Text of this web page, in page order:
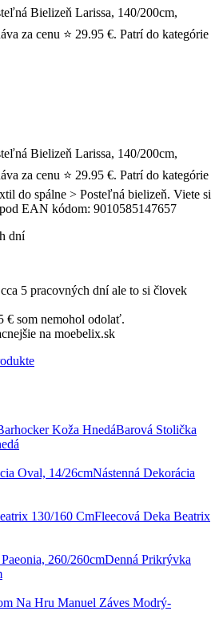
Bielizeň Larissa, 140/200cm,
za cenu ⭐ 29.95 €. Patrí do kategórie
Bielizeň Larissa, 140/200cm,
za cenu ⭐ 29.95 €. Patrí do kategórie
do spálne > Posteľná bielizeň. Viete si
EAN kódom: 9010585147657
dní
5 pracovných dní ale to si človek
€ som nemohol odolať.
na moebelix.sk
Barová Stolička
Nástenná Dekorácia
Fleecová Deka Beatrix
Denná Prikrývka